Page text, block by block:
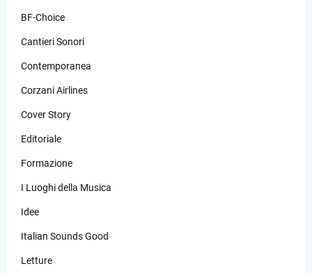
BF-Choice
Cantieri Sonori
Contemporanea
Corzani Airlines
Cover Story
Editoriale
Formazione
I Luoghi della Musica
Idee
Italian Sounds Good
Letture